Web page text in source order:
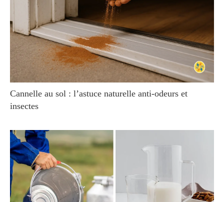
Cannelle au sol : l’astuce naturelle anti-odeurs et
insectes